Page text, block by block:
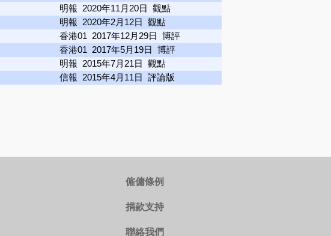
明報 2020年11月20日 觀點
明報 2020年2月12日 觀點
香港01 2017年12月29日 博評
香港01 2017年5月19日 博評
明報 2015年7月21日 觀點
信報 2015年4月11日 評論版
僱傭條例
捐款支持
聯絡我們